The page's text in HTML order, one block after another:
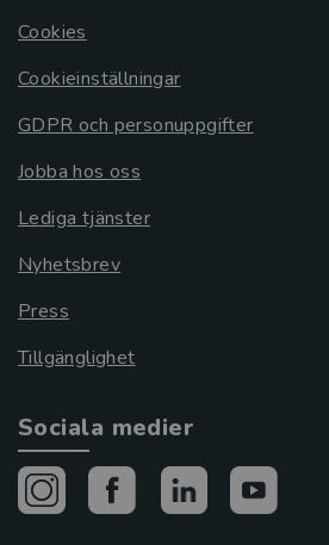
Cookies
Cookieinställningar
GDPR och personuppgifter
Jobba hos oss
Lediga tjänster
Nyhetsbrev
Press
Tillgänglighet
Sociala medier